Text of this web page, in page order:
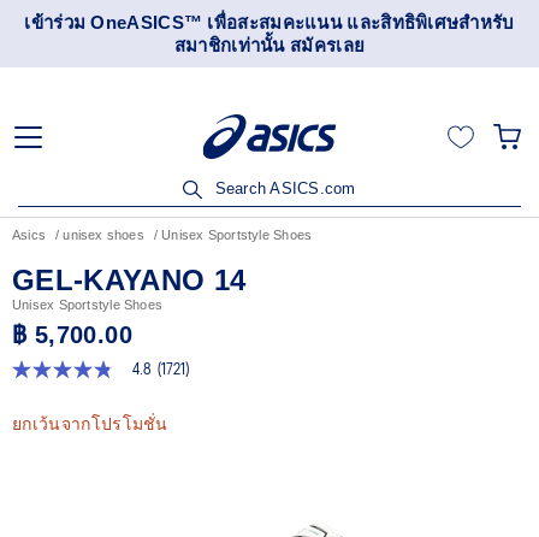
เข้าร่วม OneASICS™ เพื่อสะสมคะแนน และสิทธิพิเศษสำหรับ
สมาชิกเท่านั้น สมัครเลย
Search ASICS.com
Asics unisex shoes Unisex Sportstyle Shoes
GEL-KAYANO 14
Unisex Sportstyle Shoes
฿ 5,700.00
4.8
5
ดาว
4.8 (1721)
ยกเว้นจากโปรโมชั่น